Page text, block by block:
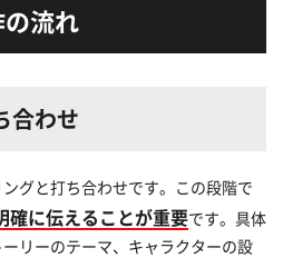
流れ
合わせ
グと打ち合わせです。この段階で
確に伝えることが重要です。具体
リーのテーマ、キャラクターの設